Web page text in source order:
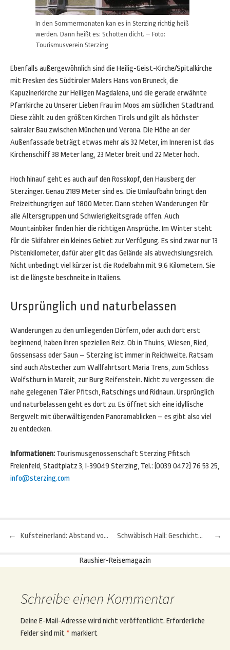
In den Sommermonaten kan es in Sterzing richtig heiß
werden. Dann heißt es: Schotten dicht. – Foto:
Tourismusverein Sterzing
Ebenfalls außergewöhnlich sind die Heilig-Geist-Kirche/Spitalkirche
mit Fresken des Südtiroler Malers Hans von Bruneck, die
Kapuzinerkirche zur Heiligen Magdalena, und die gerade erwähnte
Pfarrkirche zu Unserer Lieben Frau im Moos am südlichen Stadtrand.
Diese zählt zu den größten Kirchen Tirols und gilt als höchster
sakraler Bau zwischen München und Verona. Die Höhe an der
Außenfassade beträgt etwas mehr als 32 Meter, im Inneren ist das
Kirchenschiff 38 Meter lang, 23 Meter breit und 22 Meter hoch.
Hoch hinauf geht es auch auf den Rosskopf, den Hausberg der
Sterzinger. Genau 2189 Meter sind es. Die Umlaufbahn bringt den
Freizeithungrigen auf 1800 Meter. Dann stehen Wanderungen für
alle Altersgruppen und Schwierigkeitsgrade offen. Auch
Mountainbiker finden hier die richtigen Ansprüche. Im Winter steht
für die Skifahrer ein kleines Gebiet zur Verfügung. Es sind zwar nur 13
Pistenkilometer, dafür aber gilt das Gelände als abwechslungsreich.
Nicht unbedingt viel kürzer ist die Rodelbahn mit 9,6 Kilometern. Sie
ist die längste beschneite in Italiens.
Ursprünglich und naturbelassen
Wanderungen zu den umliegenden Dörfern, oder auch dort erst
beginnend, haben ihren speziellen Reiz. Ob in Thuins, Wiesen, Ried,
Gossensass oder Saun – Sterzing ist immer in Reichweite. Ratsam
sind auch Abstecher zum Wallfahrtsort Maria Trens, zum Schloss
Wolfsthurn in Mareit, zur Burg Reifenstein. Nicht zu vergessen: die
nahe gelegenen Täler Pfitsch, Ratschings und Ridnaun. Ursprünglich
und naturbelassen geht es dort zu. Es öffnet sich eine idyllische
Bergwelt mit überwältigenden Panoramablicken – es gibt also viel
zu entdecken.
Informationen: Tourismusgenossenschaft Sterzing Pfitsch
Freienfeld, Stadtplatz 3, I-39049 Sterzing, Tel.: (0039 0472) 76 53 25,
info@sterzing.com
Beitragsnavigation
← Kufsteinerland: Abstand vom Alltag finden →
Schwäbisch Hall: Geschichte auf Schritt und Tritt erleben
Raushier-Reisemagazin
Schreibe einen Kommentar
Deine E-Mail-Adresse wird nicht veröffentlicht. Erforderliche
Felder sind mit * markiert